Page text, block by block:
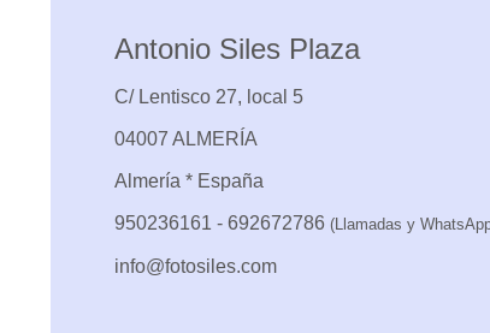
Antonio Siles Plaza
C/ Lentisco 27, local 5
04007 ALMERÍA
Almería * España
950236161 - 692672786 (Llamadas y
info@fotosiles.com